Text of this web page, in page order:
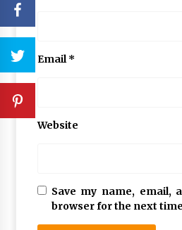
Email*
Website
Save my name, email,
browser for the next